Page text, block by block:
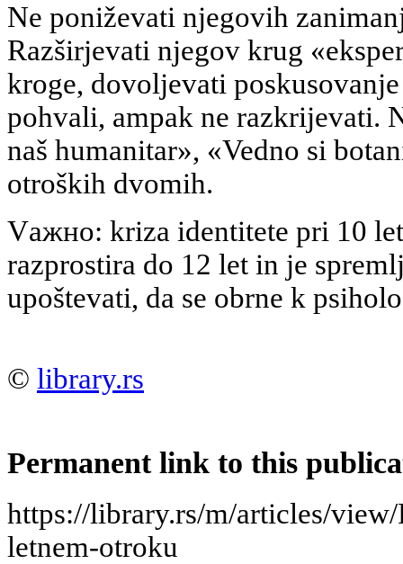
Ne poniževati njegovih
Razširjevati njegov krug
kroge, dovoljevati
pohvali, ampak ne razkrijevati.
naš humanitar», «Vedno si
otroških dvomih.
Vажно: kriza identitete pri 10
razprostira do 12 let in je
upoštevati, da se obrne k
© library.rs
Permanent link to this
https://library.rs/m/articles/
letnem-otroku